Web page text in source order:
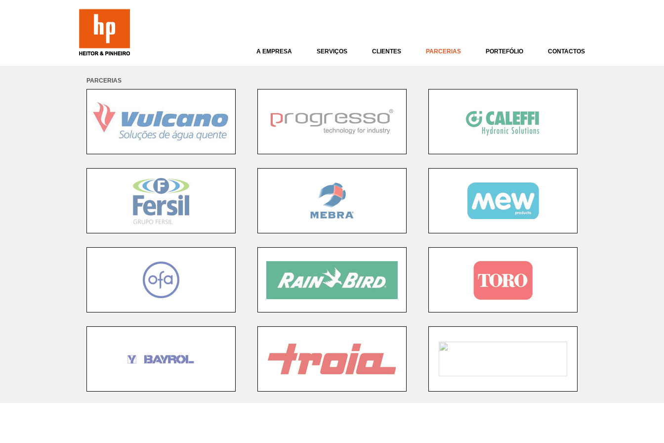
A EMPRESA SERVIÇOS CLIENTES PARCERIAS PORTEFÓLIO CONTACTOS
PARCERIAS